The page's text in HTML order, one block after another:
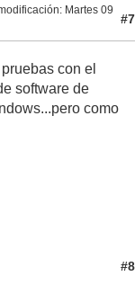
: Martes 09
#7
con el
software de
como
#8